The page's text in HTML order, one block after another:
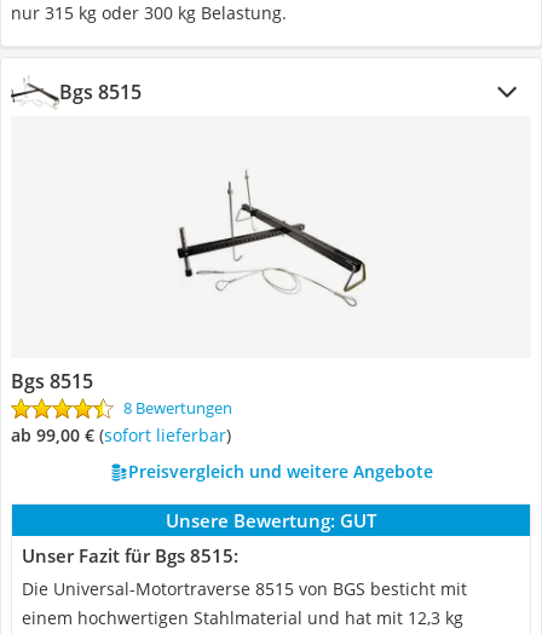
nur 315 kg oder 300 kg Belastung.
Bgs 8515
Bgs 8515
8 Bewertungen
ab 99,00 € ( Sofort lieferbar)
Preisvergleich und weitere Angebote
Unsere Bewertung: GUT
Unser Fazit für Bgs 8515:
Die Universal-Motortraverse 8515 von BGS besticht mit
einem hochwertigen Stahlmaterial und hat mit 12,3 kg